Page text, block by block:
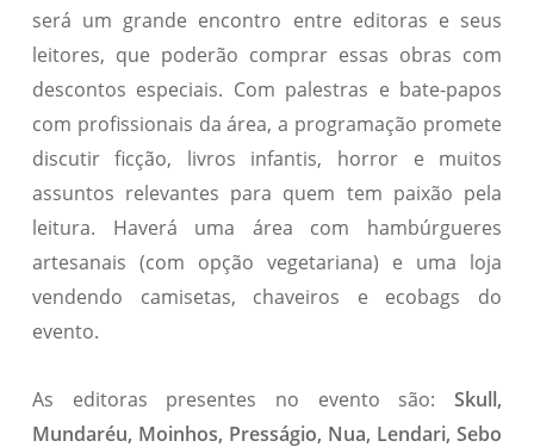
será um grande encontro entre editoras e seus
leitores, que poderão comprar essas obras com
descontos especiais. Com palestras e bate-papos
com profissionais da área, a programação promete
discutir ficção, livros infantis, horror e muitos
assuntos relevantes para quem tem paixão pela
leitura. Haverá uma área com hambúrgueres
artesanais (com opção vegetariana) e uma loja
vendendo camisetas, chaveiros e ecobags do
evento.
As editoras presentes no evento são: Skull,
Mundaréu, Moinhos, Presságio, Nua, Lendari, Sebo